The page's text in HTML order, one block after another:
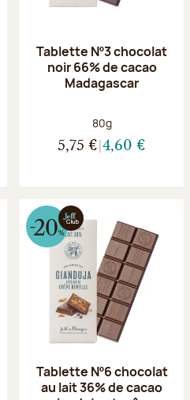
Tablette Nº3 chocolat
noir 66% de cacao
Madagascar
Poids net :
80g
5,75 € 4,60 €
Tablette Nº6 chocolat
au lait 36% de cacao